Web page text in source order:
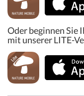
Oder beginnen Sie
mit unserer LITE-